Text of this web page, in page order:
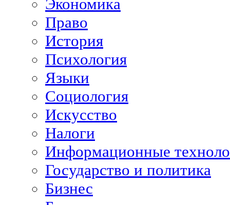
Экономика
Право
История
Психология
Языки
Социология
Искусство
Налоги
Информационные
Государство и политика
Бизнес